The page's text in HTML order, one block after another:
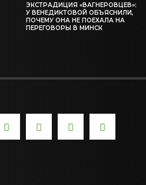
ЭКСТРАДИЦИЯ «ВАГНЕРОВЦЕВ»:
У ВЕНЕДИКТОВОЙ ОБЪЯСНИЛИ,
ПОЧЕМУ ОНА НЕ ПОЕХАЛА НА
ПЕРЕГОВОРЫ В МИНСК